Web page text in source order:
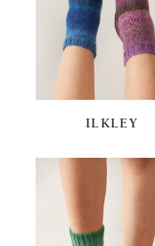
ILKLEY